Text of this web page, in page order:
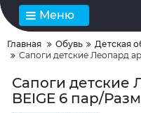
Меню
Главная Обувь Детская
Сапоги детские Леопард
Сапоги детские
BEIGE 6 пар/